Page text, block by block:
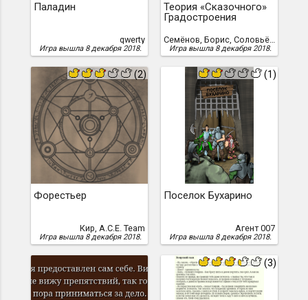
Паладин
qwerty
Игра вышла 8 декабря 2018.
Теория «Сказочного»
Градостроения
Семёнов, Борис, Соловьёв, Станислав, Станислав Соловьёв
Игра вышла 8 декабря 2018.
(2)
Форестьер
Кир, A.C.E. Team
Игра вышла 8 декабря 2018.
(1)
Поселок Бухарино
Агент 007
Игра вышла 8 декабря 2018.
(3)